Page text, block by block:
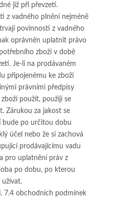
již při převzetí.
z vadného plnění nejméně
povinnosti z vadného
oprávněn uplatnit právo
zboží v době
Je-li na prodávaném
připojenému ke zboží
právními předpisy
použít, použijí se
Zárukou za jakost se
bude po určitou dobu
účel nebo že si zachová
prodávajícímu vadu
pro uplatnění práv z
po dobu, po kterou
užívat.
7.4 obchodních podmínek